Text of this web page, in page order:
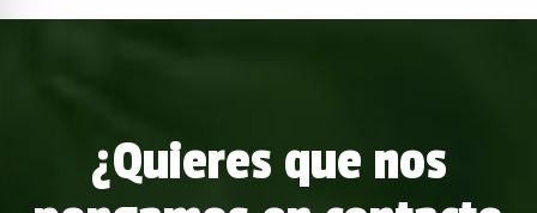
¿Quieres que nos